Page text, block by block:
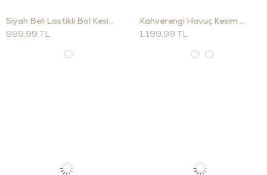
Siyah Beli Lastikli Bol Kesim Pantolon 30285
999,99 TL
Kahverengi Havuç Kesim Kumaş Pantolon 9957
1.199,99 TL